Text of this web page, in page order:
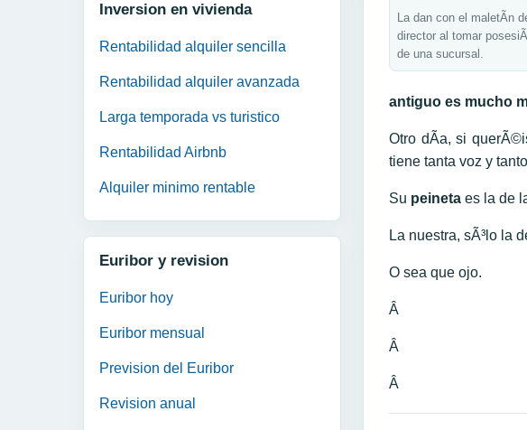
Inversion en vivienda
Rentabilidad alquiler sencilla
Rentabilidad alquiler avanzada
Larga temporada vs turistico
Rentabilidad Airbnb
Alquiler minimo rentable
Euribor y revision
Euribor hoy
Euribor mensual
Prevision del Euribor
Revision anual
La dan con el maletÃ­n
director al tomar
de una sucursal.
antiguo es mucho
Otro dÃ­a, si
tiene tanta voz y
Su peineta es la de
La nuestra, sÃ³lo la
O sea que ojo.
Â
Â
Â